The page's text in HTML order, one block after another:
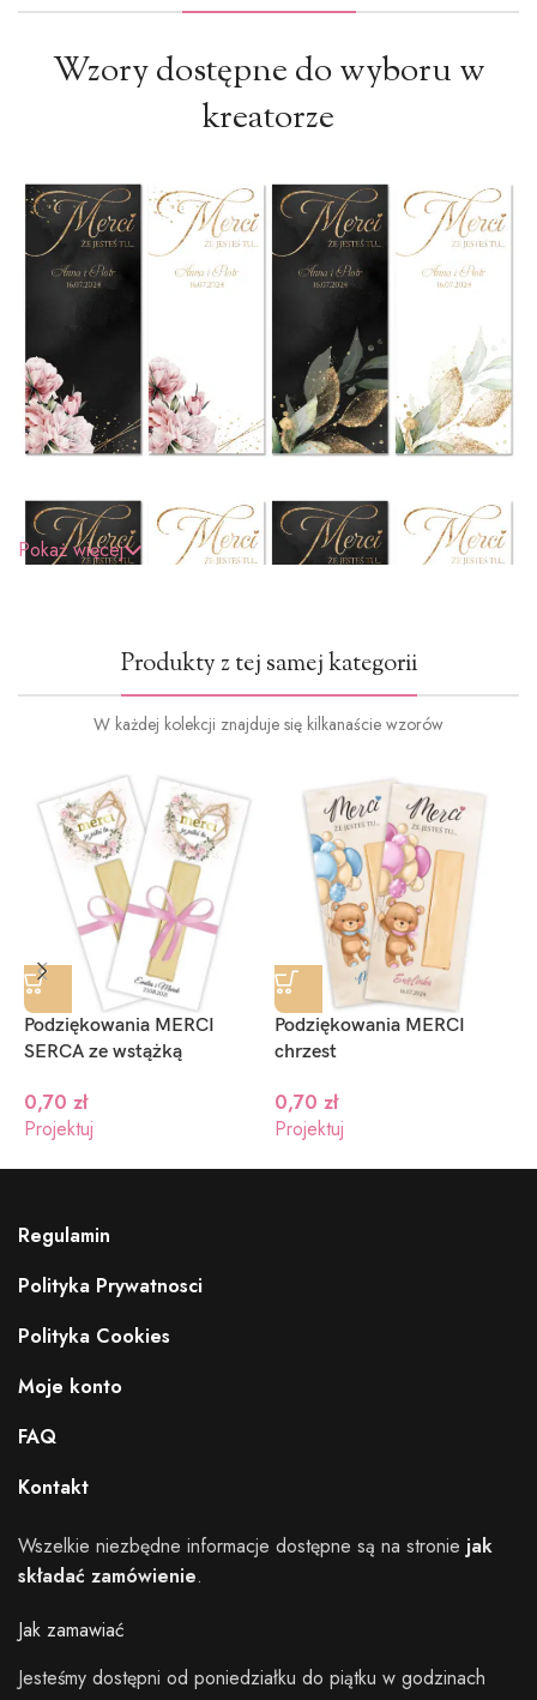
Wzory dostępne do wyboru w
kreatorze
Pokaż więcej
Produkty z tej samej kategorii
W każdej kolekcji znajduje się kilkanaście wzorów
Podziękowania MERCI
SERCA ze wstążką
0,70 zł
Projektuj
Podziękowania MERCI
chrzest
0,70 zł
Projektuj
Regulamin
Polityka Prywatnosci
Polityka Cookies
Moje konto
FAQ
Kontakt
Wszelkie niezbędne informacje dostępne są na stronie jak
składać zamówienie.
Jak zamawiać
Jesteśmy dostępni od poniedziałku do piątku w godzinach